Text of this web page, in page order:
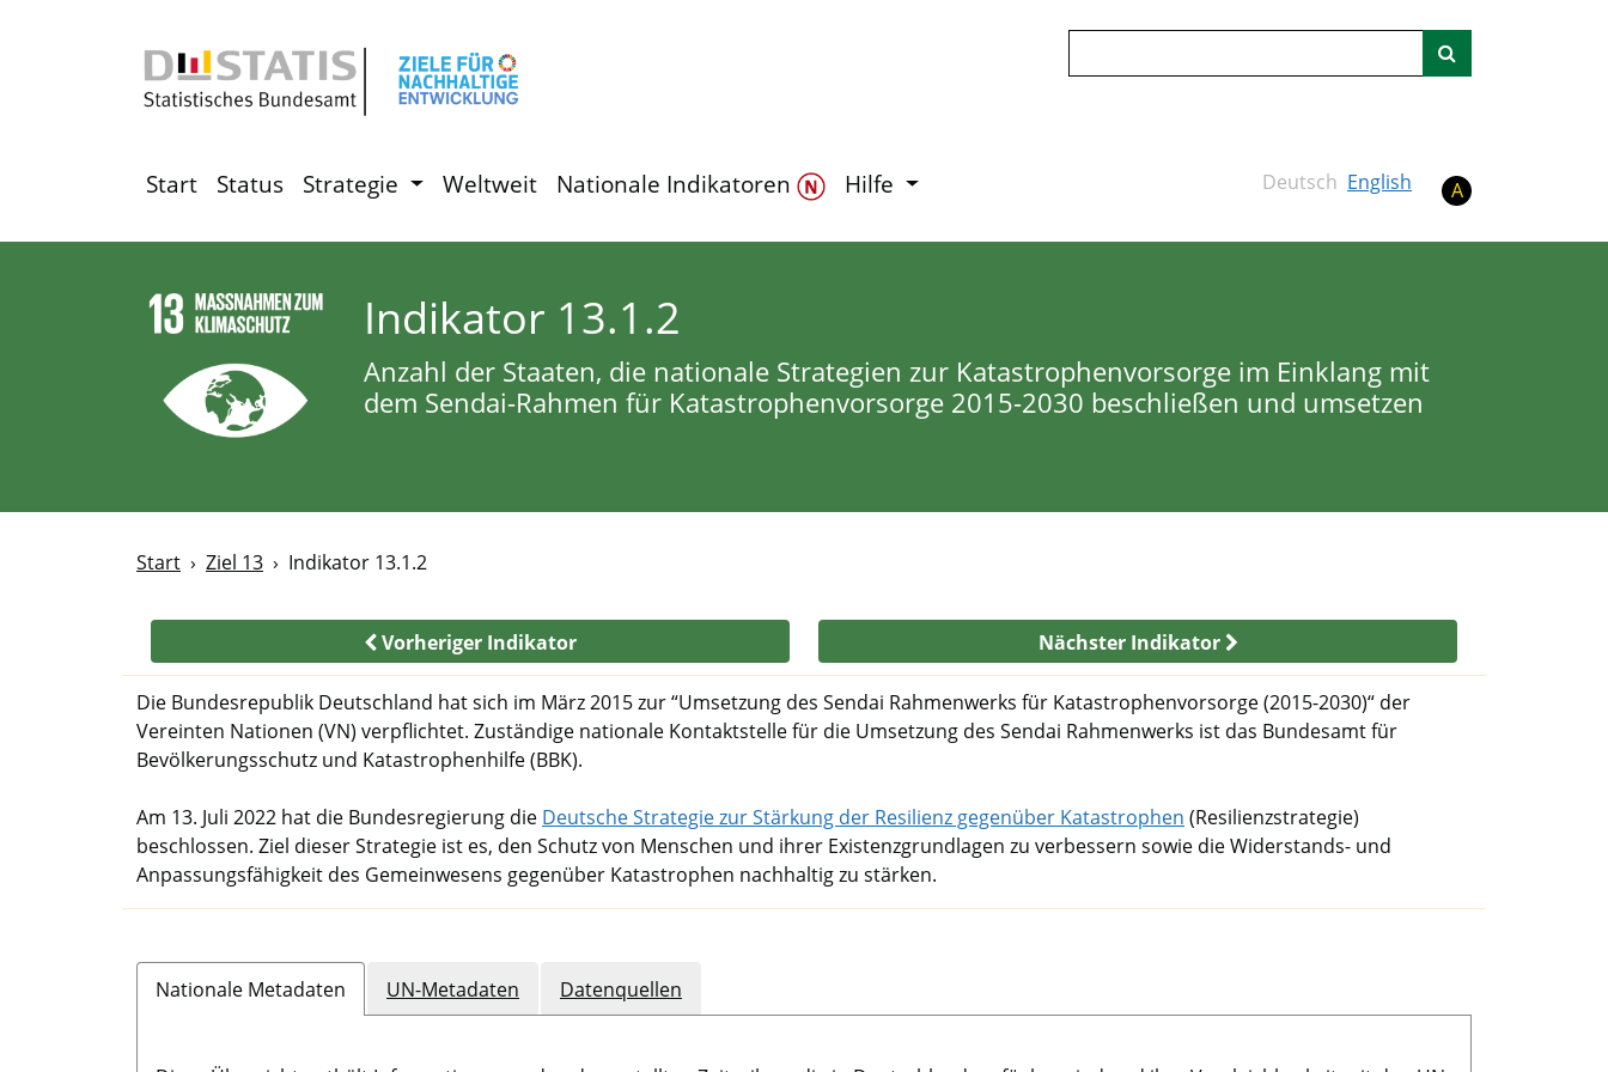
Start Status Strategie Weltweit Nationale Indikatoren Hilfe Deutsch English A
Indikator 13.1.2
Anzahl der Staaten, die nationale Strategien zur Katastrophenvorsorge im Einklang mit
dem Sendai-Rahmen für Katastrophenvorsorge 2015-2030 beschließen und umsetzen
Start Ziel 13 Indikator 13.1.2
Vorheriger Indikator Nächster Indikator
Die Bundesrepublik Deutschland hat sich im März 2015 zur “Umsetzung des Sendai Rahmenwerks für Katastrophenvorsorge (2015-2030)“ der
Vereinten Nationen (VN) verpflichtet. Zuständige nationale Kontaktstelle für die Umsetzung des Sendai Rahmenwerks ist das Bundesamt für
Bevölkerungsschutz und Katastrophenhilfe (BBK).
Am 13. Juli 2022 hat die Bundesregierung die Deutsche Strategie zur Stärkung der Resilienz gegenüber Katastrophen (Resilienzstrategie)
beschlossen. Ziel dieser Strategie ist es, den Schutz von Menschen und ihrer Existenzgrundlagen zu verbessern sowie die Widerstands- und
Anpassungsfähigkeit des Gemeinwesens gegenüber Katastrophen nachhaltig zu stärken.
Nationale Metadaten UN-Metadaten Datenquellen